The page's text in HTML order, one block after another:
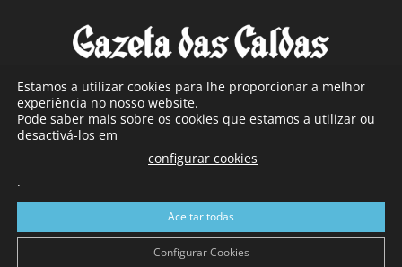
SOBRE NÓS
Com sede nas Caldas da Rainha e mais de 90 anos de
a sul de distrito de Leiria, com mais de 40.000 leitores por
toda a região Oeste. Jornal com distribuição em Portugal
Continental e assinatura online.
Estamos a utilizar cookies para lhe proporcionar a melhor
experiência no nosso website.
Pode saber mais sobre os cookies que estamos a utilizar ou
desactivá-los em
configurar cookies
.
Aceitar todas
Configurar Cookies